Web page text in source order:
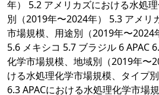
年） 5.2 アメリカズにおける水処
別（2019年〜2024年） 5.3 アメリ
市場規模、用途別（2019年〜2024
5.6 メキシコ 5.7 ブラジル 6 APAC
化学市場規模、地域別（2019年〜
ける水処理化学市場規模、タイプ
6.3 APACにおける水処理化学市場